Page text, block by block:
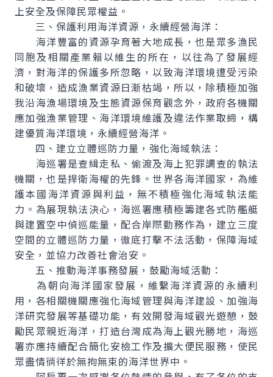
上安全及保障民眾權益。
三、保護利用海洋資源，永續經營海洋：
海洋豐富的資源孕育著大地成長，也是眾多漁民
同胞及相關產業賴以維生的所在，以往為了發展經
濟，對海洋的保護多所忽略，以致海洋環境遭受污染
和破壞，造成漁業資源日漸枯竭，所以，除積極加強
我沿海漁場環境及生態資源保育觀念外，政府各機關
應加強漁業管理、海洋環境維護及違法作業取締，構
建優質海洋環境，永續經營海洋。
四、建立立體巡防力量，強化海域執法：
海巡署是查緝走私、偷渡及海上犯罪調查的執法
機關，也是捍衛海權的先鋒。世界各海洋國家，為維
護本國海洋資源與利益，無不積極強化海域執法能
力。為展現執法決心，海巡署應積極籌建各式防艦艇
與建置空中偵巡能量，配合岸際勤務作為，建立三度
空間的立體巡防力量，徹底打擊不法活動，保障海域
安全，並協力改善社會治安。
五、推動海洋事務發展，鼓勵海域活動：
為朝向海洋國家發展，維繫海洋資源的永續利
用，各相關機關應強化海域管理與海洋建設、加強海
洋研究發展等基礎功能，有效開發海域觀光遊憩，鼓
勵民眾親近海洋，打造台灣成為海上觀光勝地，海巡
署亦應持續配合簡化安檢工作及擴大便民服務，使民
眾盡情徜徉於無拘無束的海洋世界中。